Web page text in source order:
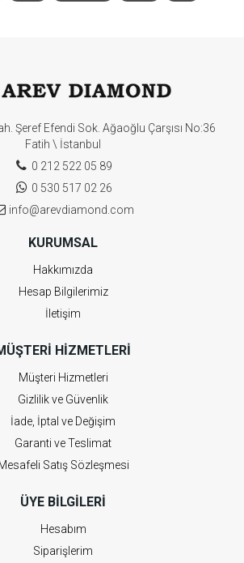
Şeref Efendi Sok. Ağaoğlu Çarşısı No:36
Fatih \ İstanbul
0 212 522 05 89
0 530 517 02 26
info@arevdiamond.com
KURUMSAL
Hakkımızda
Hesap Bilgilerimiz
İletişim
HIZMETLERI
Müşteri Hizmetleri
Gizlilik ve Güvenlik
İade, İptal ve Değişim
Garanti ve Teslimat
Satış Sözleşmesi
ÜYE BILGILERI
Hesabım
Siparişlerim